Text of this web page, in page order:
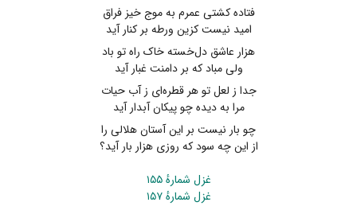
فتاده کشتی عمرم به موج خیز فراق
امید نیست کزین ورطه بر کنار آید
هزار عاشق دل‌خسته خاک راه تو باد
ولی مباد که بر دامنت غبار آید
جدا ز لعل تو هر قطره‌ای ز آب حیات
مرا به دیده چو پیکان آبدار آید
چو بار نیست بر این آستان هلالی را
از این چه سود که روزی هزار بار آید؟
غزل شمارهٔ ۱۵۵
غزل شمارهٔ ۱۵۷